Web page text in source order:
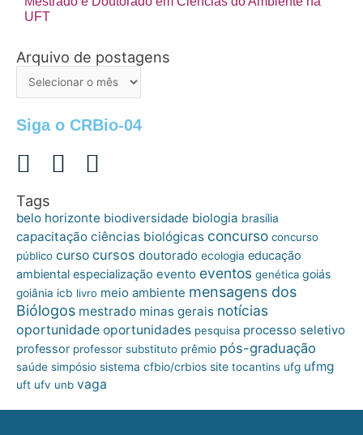
UFT
Arquivo de postagens
Arquivo
Siga o CRBio-04
Tags
belo horizonte biodiversidade biologia brasília
capacitação ciências biológicas concurso concurso
público curso cursos doutorado ecologia educação
ambiental especialização evento eventos genética goiás
goiânia icb livro meio ambiente mensagens dos
Biólogos mestrado minas gerais notícias
oportunidade oportunidades pesquisa processo seletivo
professor professor substituto prêmio pós-graduação
saúde simpósio sistema cfbio/crbios site tocantins ufg ufmg
uft ufv unb vaga